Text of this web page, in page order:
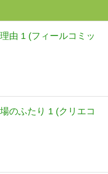
由 1 (フィールコミッ
のふたり 1 (クリエコ